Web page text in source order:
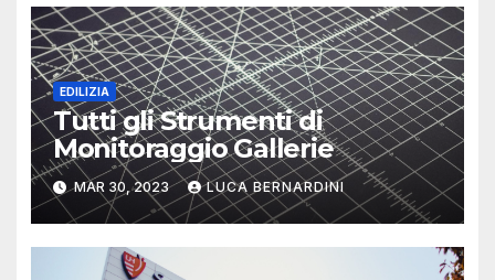
EDILIZIA
Tutti gli Strumenti di
Monitoraggio Gallerie
MAR 30, 2023 LUCA BERNARDINI